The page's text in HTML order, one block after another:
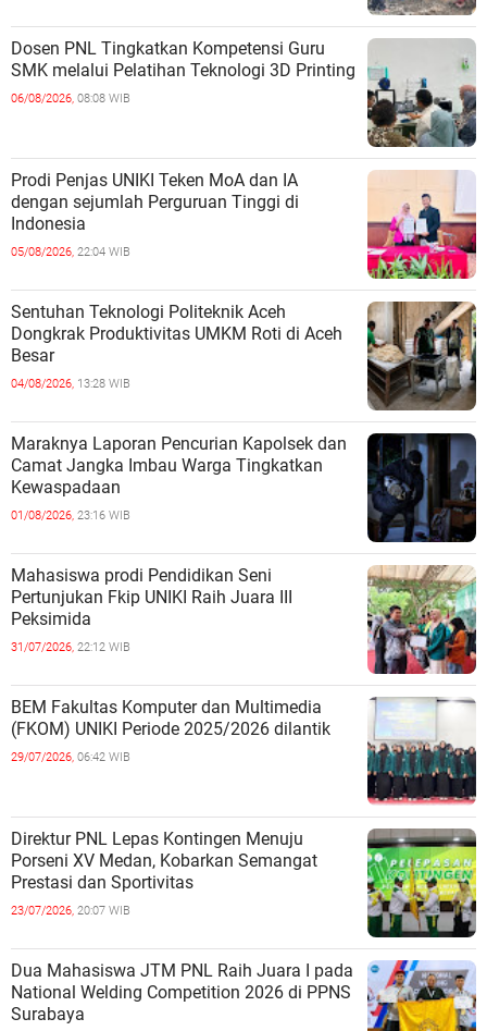
Dosen PNL Tingkatkan Kompetensi Guru
SMK melalui Pelatihan Teknologi 3D Printing
06/08/2026, 08:08 WIB
Prodi Penjas UNIKI Teken MoA dan IA
dengan sejumlah Perguruan Tinggi di
Indonesia
05/08/2026, 22:04 WIB
Sentuhan Teknologi Politeknik Aceh
Dongkrak Produktivitas UMKM Roti di Aceh
Besar
04/08/2026, 13:28 WIB
Maraknya Laporan Pencurian Kapolsek dan
Camat Jangka Imbau Warga Tingkatkan
Kewaspadaan
01/08/2026, 23:16 WIB
Mahasiswa prodi Pendidikan Seni
Pertunjukan Fkip UNIKI Raih Juara III
Peksimida
31/07/2026, 22:12 WIB
BEM Fakultas Komputer dan Multimedia
(FKOM) UNIKI Periode 2025/2026 dilantik
29/07/2026, 06:42 WIB
Direktur PNL Lepas Kontingen Menuju
Porseni XV Medan, Kobarkan Semangat
Prestasi dan Sportivitas
23/07/2026, 20:07 WIB
Dua Mahasiswa JTM PNL Raih Juara I pada
National Welding Competition 2026 di PPNS
Surabaya